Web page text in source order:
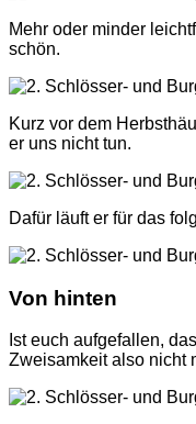
Mehr oder minder
schön.
Kurz vor dem
er uns nicht tun.
Dafür läuft er für das
Von hinten
Ist euch aufgefallen,
Zweisamkeit also nicht